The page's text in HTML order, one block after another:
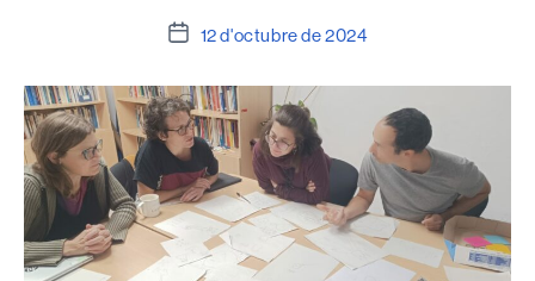
Data
l'entrada
12 d'octubre de 2024